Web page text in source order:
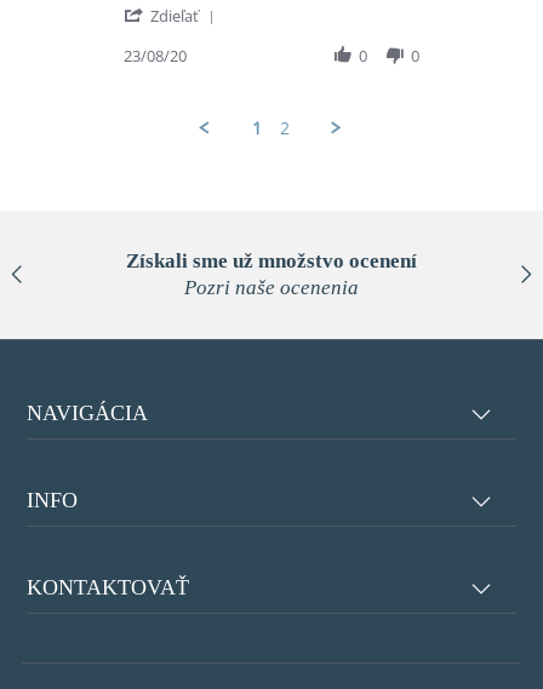
AugZdieľať
23/08/20 0 0
1 2
Získali sme už množstvo ocenení
Pozri naše ocenenia
NAVIGÁCIA
INFO
KONTAKTOVAŤ